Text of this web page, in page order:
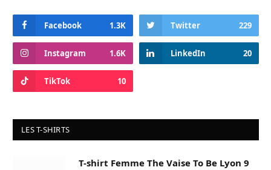
Facebook 1.3K Twitter 229
Instagram 1.6K LinkedIn 20
TikTok 10
LES T-SHIRTS
T-shirt Femme The Vaise To Be Lyon 9